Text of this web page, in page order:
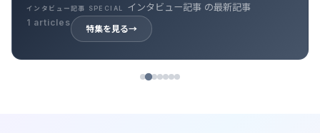
インタビュー記事 SPECIAL インタビュー記事 の最新記事
1 articles
特集を見る→